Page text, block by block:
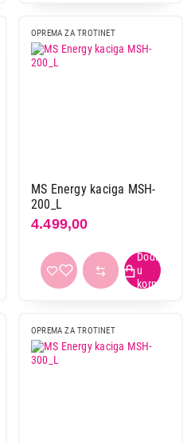
OPREMA ZA TROTINET
MS Energy kaciga MSH-
200_L
4.499,00
OPREMA ZA TROTINET